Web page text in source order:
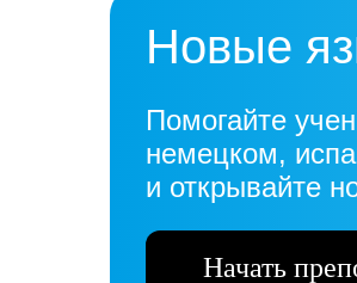
Новые
Помогайте
немецком,
и открывайте
Начать